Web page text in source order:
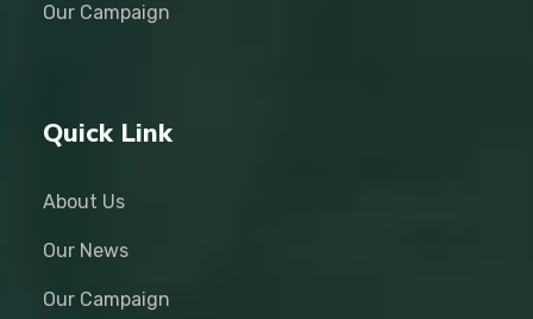
Our Campaign
Quick Link
About Us
Our News
Our Campaign